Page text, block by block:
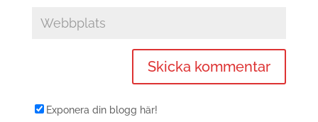
Exponera din blogg här!